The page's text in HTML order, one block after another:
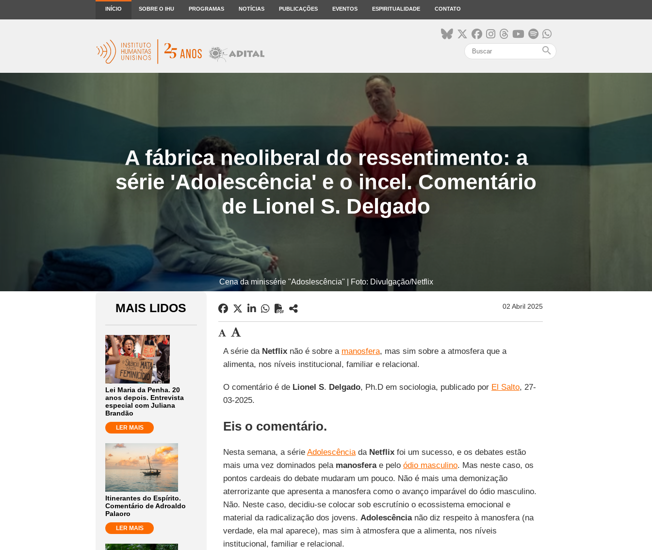
INÍCIO SOBRE O IHU PROGRAMAS NOTÍCIAS PUBLICAÇÕES EVENTOS ESPIRITUALIDADE CONTATO
search
A fábrica neoliberal do ressentimento: a
série 'Adolescência' e o incel. Comentário
de Lionel S. Delgado
Cena da minissérie "Adoslescência" | Foto: Divulgação/Netflix
MAIS LIDOS
Lei Maria da Penha. 20
anos depois. Entrevista
especial com Juliana
Brandão
LER MAIS
Itinerantes do Espírito.
Comentário de Adroaldo
Palaoro
LER MAIS
02 Abril 2025
A série da Netflixnão é sobre a manosfera, mas sim sobre a atmosfera que a
alimenta, nos níveis institucional, familiar e relacional.
O comentário é de Lionel S. Delgado, Ph.D em sociologia, publicado por El Salto, 27-
03-2025.
Eis o comentário.
Nesta semana, a série Adolescênciada Netflixfoi um sucesso, e os debates estão
mais uma vez dominados pela manosferae pelo ódio masculino. Mas neste caso, os
pontos cardeais do debate mudaram um pouco. Não é mais uma demonização
aterrorizante que apresenta a manosfera como o avanço imparável do ódio masculino.
Não. Neste caso, decidiu-se colocar sob escrutínio o ecossistema emocional e
material da radicalização dos jovens. Adolescêncianão diz respeito à manosfera (na
verdade, ela mal aparece), mas sim à atmosfera que a alimenta, nos níveis
institucional, familiar e relacional.